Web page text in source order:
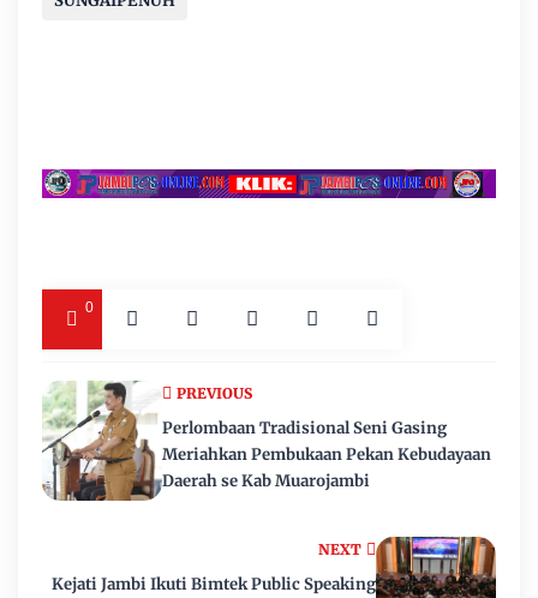
0
NEXT
Kejati Jambi Ikuti Bimtek Public Speaking
PREVIOUS
Perlombaan Tradisional Seni Gasing
Meriahkan Pembukaan Pekan Kebudayaan
Daerah se Kab Muarojambi